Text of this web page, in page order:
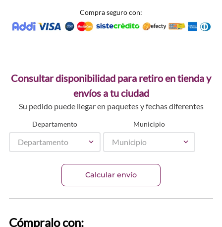
Compra seguro con:
Consultar disponibilidad para retiro en tienda y
envíos a tu ciudad
Su pedido puede llegar en paquetes y fechas diferentes
Departamento
Departamento
Municipio
Municipio
Calcular envío
Cómpralo con: